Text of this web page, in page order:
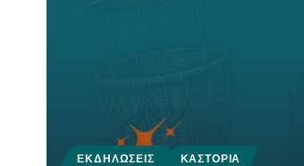
ΕΚΔΗΛΏΣΕΙΣ ΚΑΣΤΟΡΙΆ